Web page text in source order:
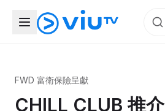
FWD 富衛保險呈獻
CHILL CLUB 推介